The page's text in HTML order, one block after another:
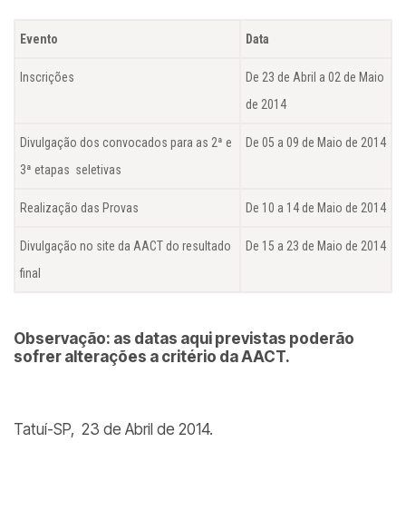
Evento Data
Inscrições
De 23 de Abril a 02 de Maio
de 2014
Divulgação dos convocados para as 2ª e
3ª etapas seletivas
De 05 a 09 de Maio de 2014
Realização das Provas De 10 a 14 de Maio de 2014
Divulgação no site da AACT do resultado
final
De 15 a 23 de Maio de 2014
Observação: as datas aqui previstas poderão
sofrer alterações a critério da AACT.
Tatuí-SP, 23 de Abril de 2014.